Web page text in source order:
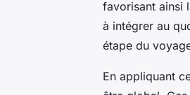
favorisant ainsi
à intégrer au
étape du
En appliquant